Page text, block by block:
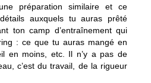
préparation similaire et ce
auxquels tu auras prêté
ton camp d’entraînement qui
: ce que tu auras mangé en
en moins, etc. Il n’y a pas de
c’est du travail, de la rigueur